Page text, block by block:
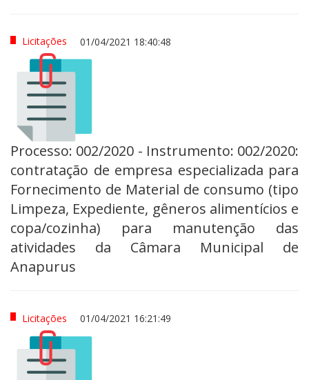
Licitações 01/04/2021 18:40:48
Processo: 002/2020 - Instrumento: 002/2020:
contratação de empresa especializada para
Fornecimento de Material de consumo (tipo
Limpeza, Expediente, gêneros alimentícios e
copa/cozinha) para manutenção das
atividades da Câmara Municipal de
Anapurus
Licitações 01/04/2021 16:21:49